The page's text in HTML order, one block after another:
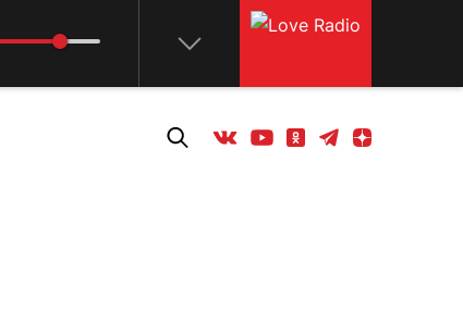
Вконтакте
YoutubeОдноклассники
ТелеграмЯндекс дзен